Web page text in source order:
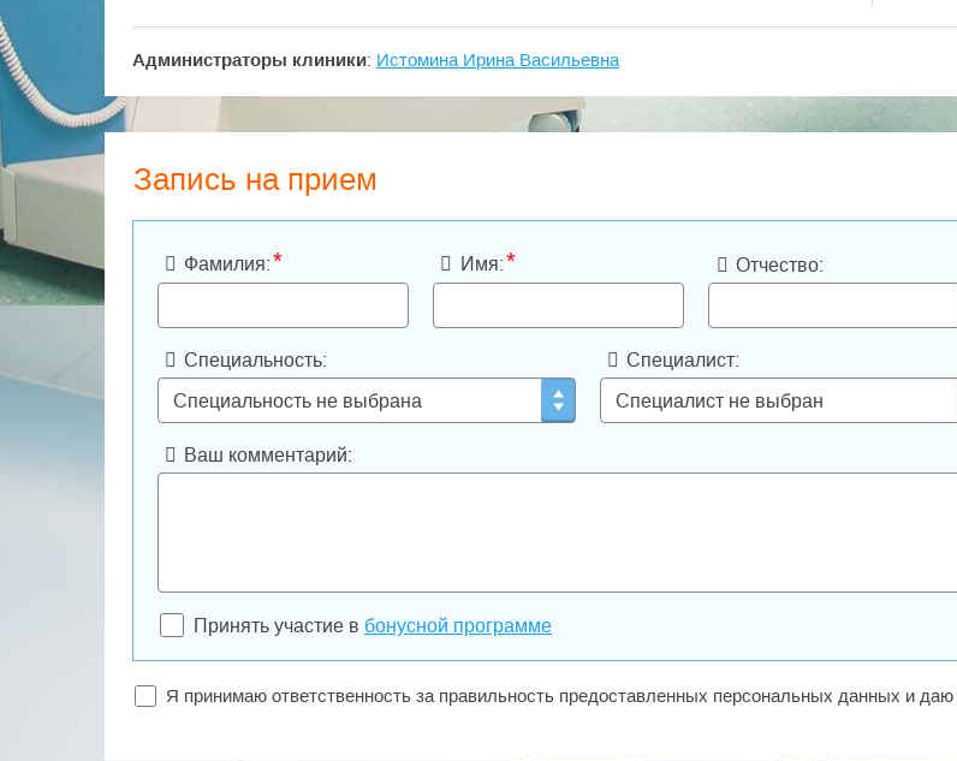
Администраторы клиники: Истомина Ирина Васильевна
Запись на прием
Фамилия:* Имя:* Отчество:
Специальность: Специалист:
Ваш комментарий:
Принять участие в бонусной программе
Я принимаю ответственность за правильность предоставленных персональных данных и даю